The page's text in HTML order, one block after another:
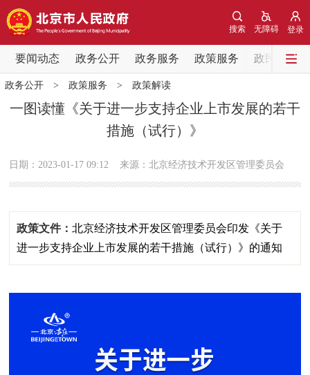
登录
无障碍
搜索
要闻动态 政务公开 政务服务 政策服务 政民互动
要闻动态
党中央精神 国务院信息
会议信息
市领导 机构职能 政策服务
决策公开
政务公开> 政策服务 > 政策解读
一图读懂《关于进一步支持企业上市发展的若干
措施（试行）》
日期：2023-01-17 09:12 来源：北京经济技术开发区管理委员会
政策文件：北京经济技术开发区管理委员会印发《关于
进一步支持企业上市发展的若干措施（试行）》的通知